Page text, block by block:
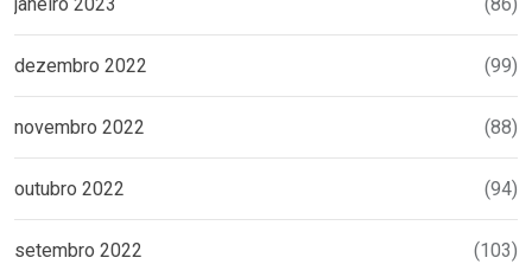
dezembro 2022 (99)
novembro 2022 (88)
outubro 2022 (94)
setembro 2022 (103)